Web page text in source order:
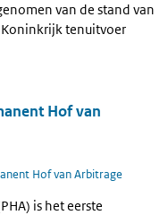
van de stand van
tenuitvoer
Hof van
Hof van Arbitrage
is het eerste